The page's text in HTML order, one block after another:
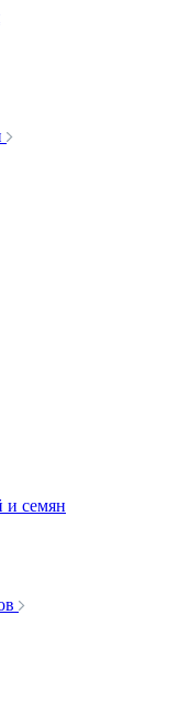
и семян